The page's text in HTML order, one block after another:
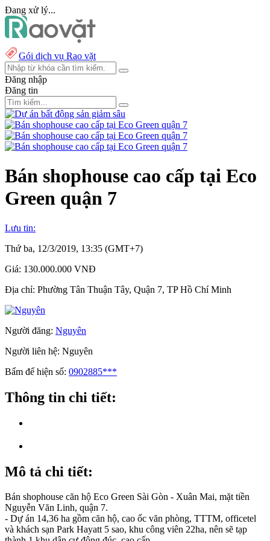
Đang xử lý...
Gói dịch vụ Rao vặt
Đăng nhập
Đăng tin
Bán shophouse cao cấp tại Eco
Green quận 7
Lưu tin:
Thứ ba, 12/3/2019, 13:35 (GMT+7)
Giá: 130.000.000 VNĐ
Địa chỉ: Phường Tân Thuận Tây, Quận 7, TP Hồ Chí Minh
Người đăng: Nguyên
Người liên hệ: Nguyên
Bấm để hiện số: 0902885***
Thông tin chi tiết:
Mô tả chi tiết:
Bán shophouse căn hộ Eco Green Sài Gòn - Xuân Mai, mặt tiền
Nguyễn Văn Linh, quận 7.
- Dự án 14,36 ha gồm căn hộ, cao ốc văn phòng, TTTM, officetel
và khách sạn Park Hayatt 5 sao, khu công viên 22ha, nên sẽ tạp